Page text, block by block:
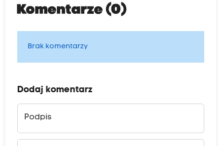
Komentarze (0)
Brak komentarzy
Dodaj komentarz
Podpis